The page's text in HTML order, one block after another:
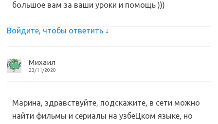
большое вам за ваши уроки и помощь )))
Войдите, чтобы ответить ↓
Михаил
23/11/2020
Марина, здравствуйте, подскажите, в сети можно
найти фильмы и сериалы на узбеЦком языке, но